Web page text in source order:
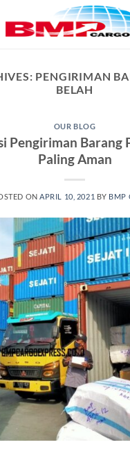
PENGIRIMAN
BELAH
OUR BLOG
Pengiriman Barang
Paling Aman
ON APRIL 10, 2021 BY BMP